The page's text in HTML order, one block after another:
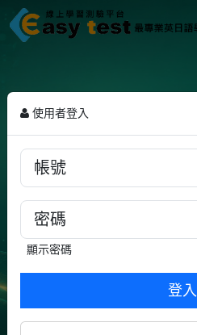
2026/8/9
2026/7/13商用英文：From Garage
Google's Story
2026/6/8
Opportunities!
商用英文：Bitcoin
使用者登入
顯示密碼